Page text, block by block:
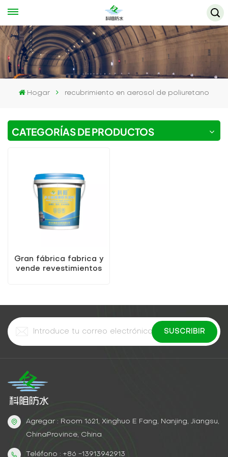
Hogar recubrimiento en aerosol de poliuretano
CATEGORÍAS DE PRODUCTOS
Gran fábrica fabrica y
vende revestimientos
Agregar : Room 1621, Xinghuo E Fang, Nanjing, Jiangsu,
ChinaProvince, China
Teléfono : +86 -13913942913